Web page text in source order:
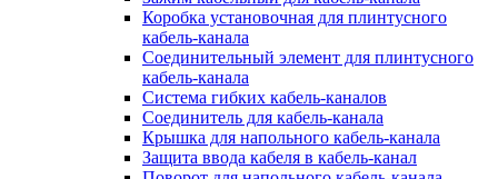
Коробка установочная для плинтусного
кабель-канала
Соединительный элемент для плинтусного
кабель-канала
Система гибких кабель-каналов
Соединитель для кабель-канала
Крышка для напольного кабель-канала
Защита ввода кабеля в кабель-канал